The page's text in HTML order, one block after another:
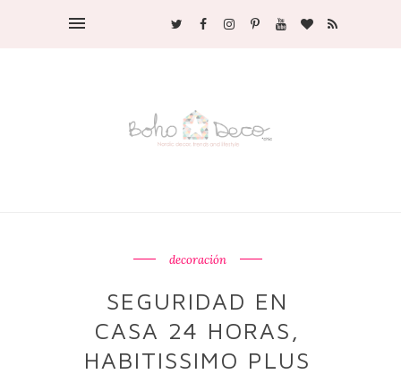
decoración
SEGURIDAD EN
CASA 24 HORAS,
HABITISSIMO PLUS